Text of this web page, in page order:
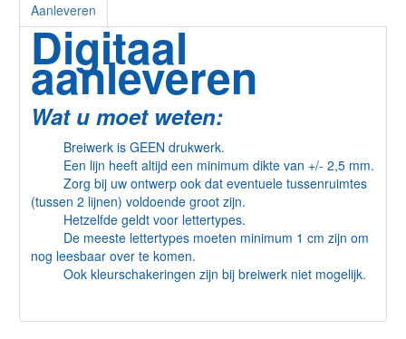
Aanleveren
Digitaal
aanleveren
Wat u moet weten:
Breiwerk is GEEN drukwerk.
Een lijn heeft altijd een minimum dikte van +/- 2,5 mm.
Zorg bij uw ontwerp ook dat eventuele tussenruimtes
(tussen 2 lijnen) voldoende groot zijn.
Hetzelfde geldt voor lettertypes.
De meeste lettertypes moeten minimum 1 cm zijn om
nog leesbaar over te komen.
Ook kleurschakeringen zijn bij breiwerk niet mogelijk.